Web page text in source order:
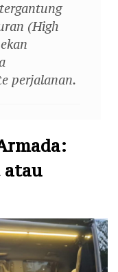
(High
perjalanan.